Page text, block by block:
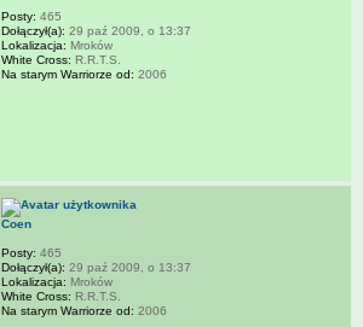
Posty: 465
Dołączył(a): 29 paź 2009, o 13:37
Lokalizacja: Mroków
White Cross: R.R.T.S.
Na starym Warriorze od: 2006
Coen
Posty: 465
Dołączył(a): 29 paź 2009, o 13:37
Lokalizacja: Mroków
White Cross: R.R.T.S.
Na starym Warriorze od: 2006